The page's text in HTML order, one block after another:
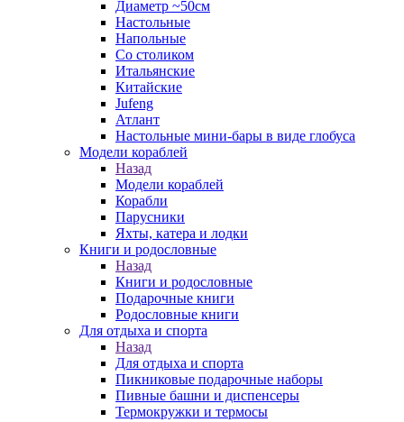
Диаметр ~50см
Настольные
Напольные
Со столиком
Итальянские
Китайские
Jufeng
Атлант
Настольные мини-бары в виде глобуса
Модели кораблей
Назад
Модели кораблей
Корабли
Парусники
Яхты, катера и лодки
Книги и родословные
Назад
Книги и родословные
Подарочные книги
Родословные книги
Для отдыха и спорта
Назад
Для отдыха и спорта
Пикниковые подарочные наборы
Пивные башни и диспенсеры
Термокружки и термосы